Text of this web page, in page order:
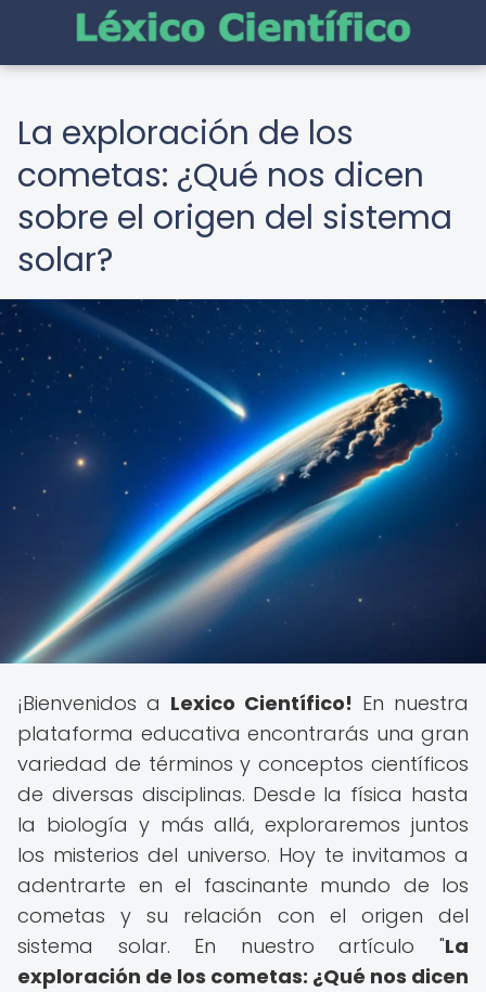
La exploración de los
cometas: ¿Qué nos dicen
sobre el origen del sistema
solar?
¡Bienvenidos a Lexico Científico! En nuestra
plataforma educativa encontrarás una gran
variedad de términos y conceptos científicos
de diversas disciplinas. Desde la física hasta
la biología y más allá, exploraremos juntos
los misterios del universo. Hoy te invitamos a
adentrarte en el fascinante mundo de los
cometas y su relación con el origen del
sistema solar. En nuestro artículo "La
exploración de los cometas: ¿Qué nos dicen